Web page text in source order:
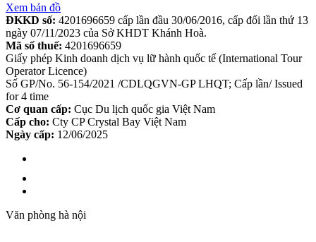
Xem bản đồ
ĐKKD số: 4201696659 cấp lần đầu 30/06/2016, cấp đổi lần thứ 13
ngày 07/11/2023 của Sở KHDT Khánh Hoà.
Mã số thuế: 4201696659
Giấy phép Kinh doanh dịch vụ lữ hành quốc tế (International Tour
Operator Licence)
Số GP/No. 56-154/2021 /CDLQGVN-GP LHQT; Cấp lần/ Issued
for 4 time
Cơ quan cấp: Cục Du lịch quốc gia Việt Nam
Cấp cho: Cty CP Crystal Bay Việt Nam
Ngày cấp: 12/06/2025
Văn phòng hà nội